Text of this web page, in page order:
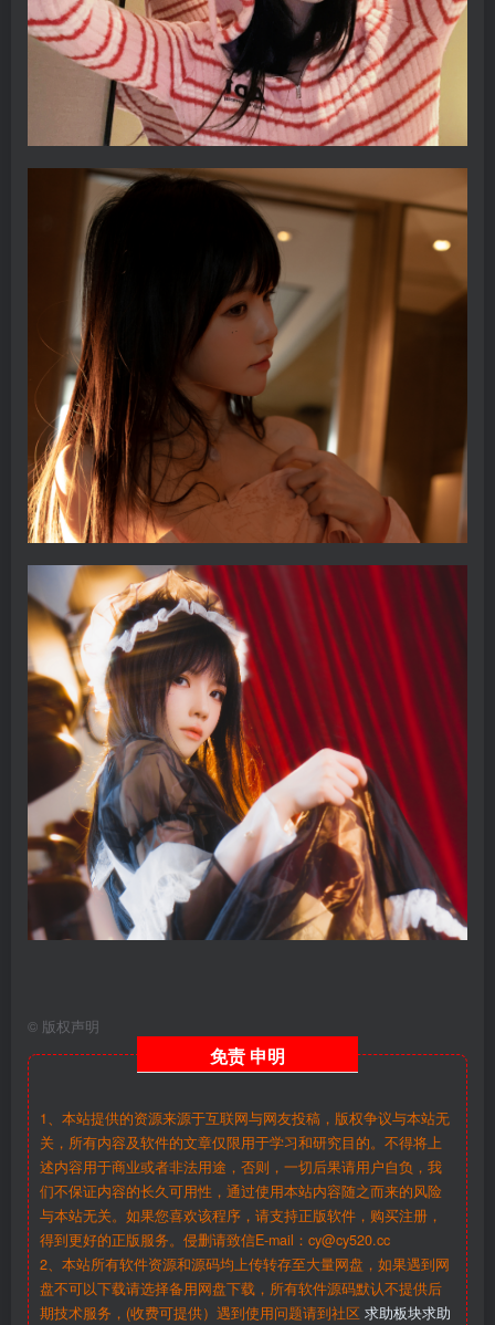
© 版权声明
免责 申明
1、本站提供的资源来源于互联网与网友投稿，版权争议与本站无
关，所有内容及软件的文章仅限用于学习和研究目的。不得将上
述内容用于商业或者非法用途，否则，一切后果请用户自负，我
们不保证内容的长久可用性，通过使用本站内容随之而来的风险
与本站无关。如果您喜欢该程序，请支持正版软件，购买注册，
得到更好的正版服务。侵删请致信E-mail：cy@cy520.cc
2、本站所有软件资源和源码均上传转存至大量网盘，如果遇到网
盘不可以下载请选择备用网盘下载，所有软件源码默认不提供后
期技术服务，(收费可提供）遇到使用问题请到社区 求助板块求助